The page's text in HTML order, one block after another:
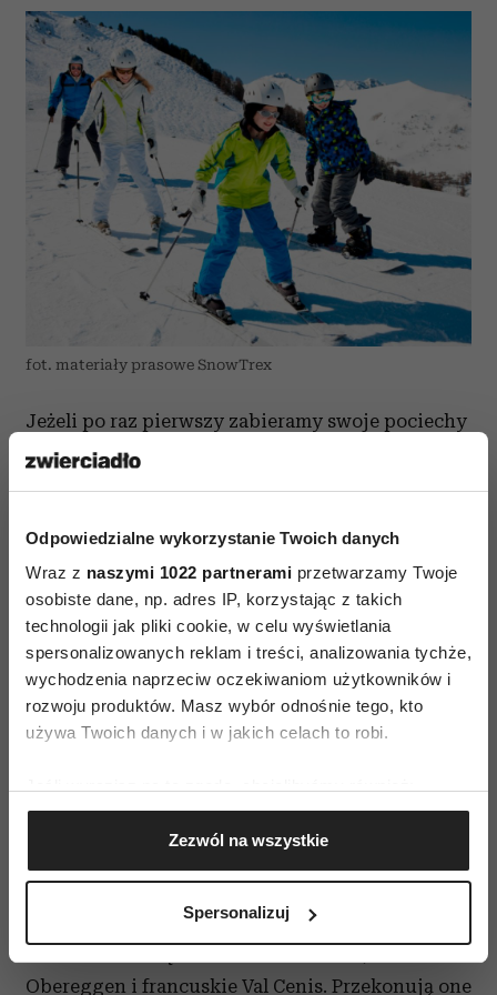
Odpowiedzialne wykorzystanie Twoich danych
Wraz z naszymi 1022 partnerami przetwarzamy Twoje
osobiste dane, np. adres IP, korzystając z takich
technologii jak pliki cookie, w celu wyświetlania
spersonalizowanych reklam i treści, analizowania tychże,
wychodzenia naprzeciw oczekiwaniom użytkowników i
rozwoju produktów. Masz wybór odnośnie tego, kto
używa Twoich danych i w jakich celach to robi.
Gromadzić dane dotyczące Twojej lokalizacji
geograficznej z dokładnością nawet do kilku metrów
Identyfikować Twoje urządzenie, aktywnie
(fingerprinting, czyli wirtualny odcisk palca)
dane są przetwarzane oraz ustaw własne preferencje w
Zezwól na wszystkie
Spersonalizuj
fot. materiały prasowe SnowTrex
Jeżeli po raz pierwszy zabieramy swoje pociechy
na urlop zimowy, warto pomyśleć
narciarskie dopasowane do wieku ich
uczestników. Dla maluchów w wieku
przedszkolnym w ofercie są specjalne kursy
narciarskie wzbogacone o gry i zabawy na
śniegu. Decydując się na wypożyczenie sprzętu
przy kupnie wycieczki oraz rezerwację kursów
z firmą SnowTrex, można zaoszczędzić nawet do
unikniemy niepotrzebnych kosztów,
w przypadku gdy dzieciom nie spodoba się na
przykład narciarstwo.
Do miejscowości z najbardziej atrakcyjną ofertą
Obereggen i francuskie Val Cenis. Przekonują one